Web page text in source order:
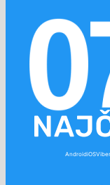
AndroidiOSViber